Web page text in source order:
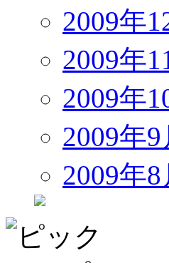
2009年
2009年
2009年
2009年
2009年